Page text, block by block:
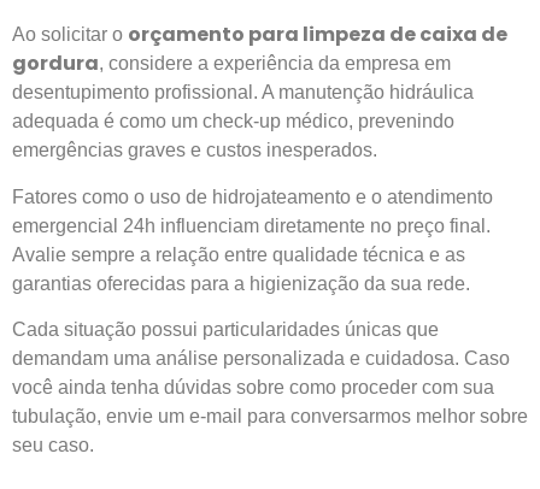
Ao solicitar o orçamento para limpeza de caixa de
gordura, considere a experiência da empresa em
desentupimento profissional. A manutenção hidráulica
adequada é como um check-up médico, prevenindo
emergências graves e custos inesperados.
Fatores como o uso de hidrojateamento e o atendimento
emergencial 24h influenciam diretamente no preço final.
Avalie sempre a relação entre qualidade técnica e as
garantias oferecidas para a higienização da sua rede.
Cada situação possui particularidades únicas que
demandam uma análise personalizada e cuidadosa. Caso
você ainda tenha dúvidas sobre como proceder com sua
tubulação, envie um e-mail para conversarmos melhor sobre
seu caso.